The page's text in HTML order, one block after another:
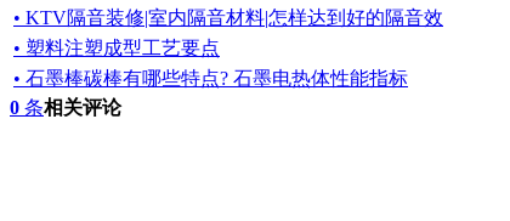
• KTV隔音装修|室内隔音材料|怎样达到好的隔音效
• 塑料注塑成型工艺要点
• 石墨棒碳棒有哪些特点? 石墨电热体性能指标
0 条相关评论